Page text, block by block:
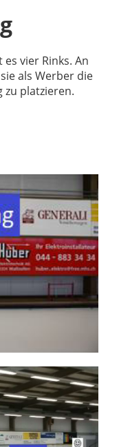
vier Rinks. An
als Werber die
zu platzieren.